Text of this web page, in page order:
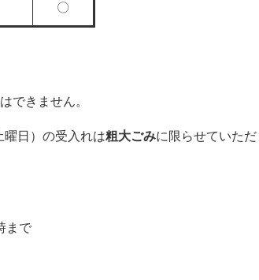
〇
できません。
曜日）の受入れは粗大ごみに限らせていただ
まで